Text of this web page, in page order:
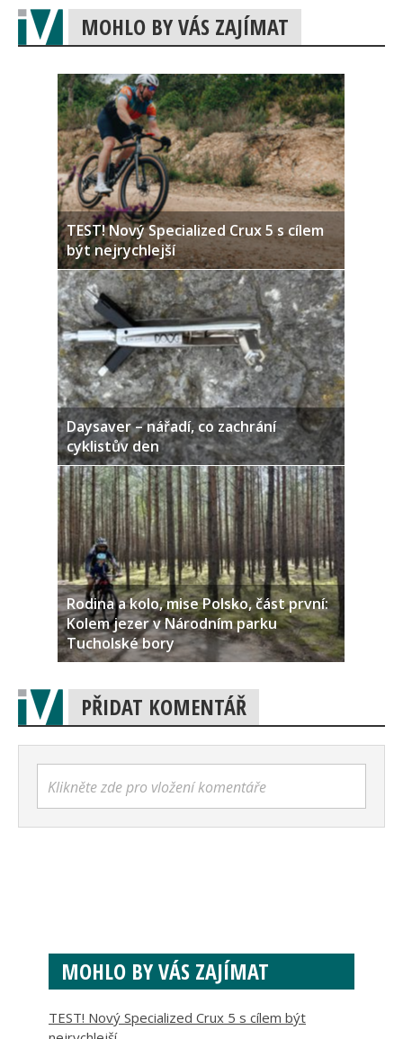
MOHLO BY VÁS ZAJÍMAT
TEST! Nový Specialized Crux 5 s cílem
být nejrychlejší
Daysaver – nářadí, co zachrání
cyklistův den
Rodina a kolo, mise Polsko, část první:
Kolem jezer v Národním parku
Tucholské bory
PŘIDAT KOMENTÁŘ
Klikněte zde pro vložení komentáře
MOHLO BY VÁS ZAJÍMAT
TEST! Nový Specialized Crux 5 s cílem být